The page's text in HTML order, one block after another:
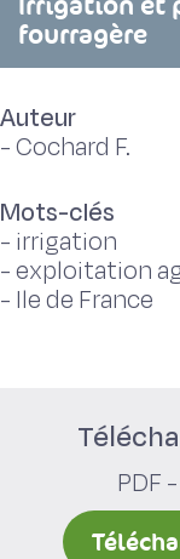
fourragère
Auteur
-Cochard F.
Mots-clés
- irrigation
-exploitation
- Ile de France
PDF